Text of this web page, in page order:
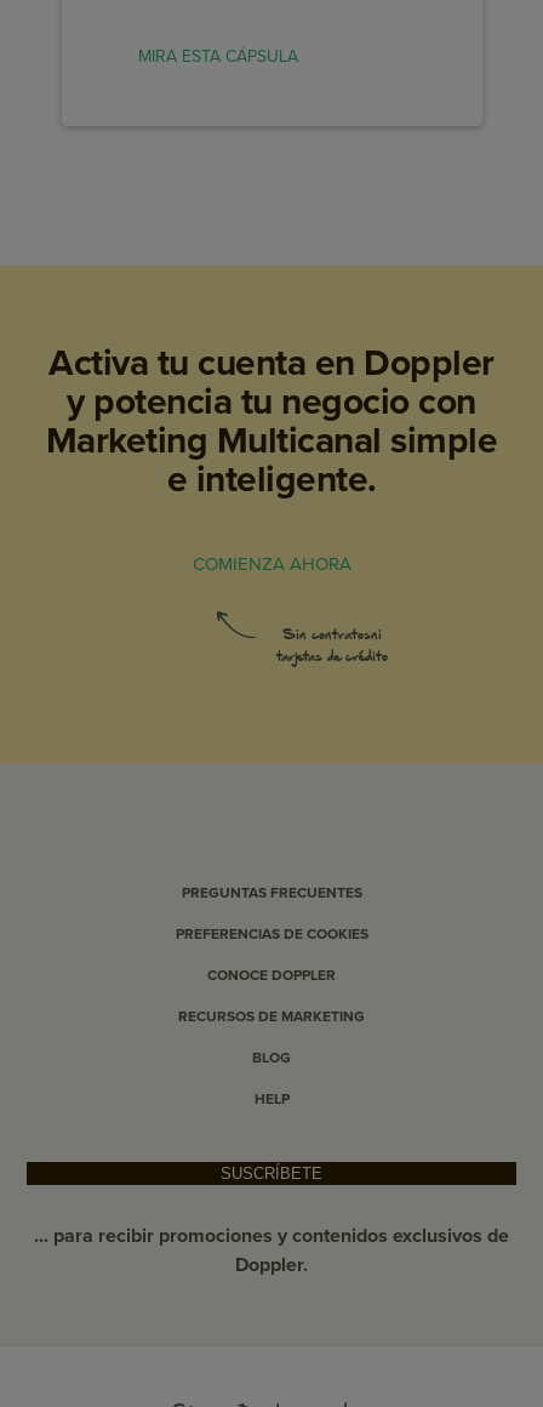
MIRA ESTA CÁPSULAMIRA ESTA CÁPSULA
Activa tu cuenta en Doppler
y potencia tu negociocon
Marketing Multicanal simple
e inteligente.
COMIENZA AHORA
Sin contratosni
tarjetas de crédito
SUSCRÍBETE
... para recibir promociones y contenidos exclusivos de
Doppler.
PREGUNTAS FRECUENTES
PREFERENCIAS DE COOKIES
CONOCE DOPPLER
RECURSOS DE MARKETING
BLOG
HELP